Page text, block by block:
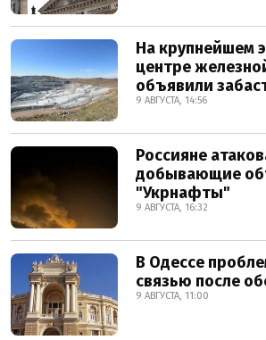
На крупнейшем
центре
объявили
9 АВГУСТА, 14:56
Россияне
добывающие
"Укрнафты"
9 АВГУСТА, 16:32
В Одессе
связью после
9 АВГУСТА, 11:00